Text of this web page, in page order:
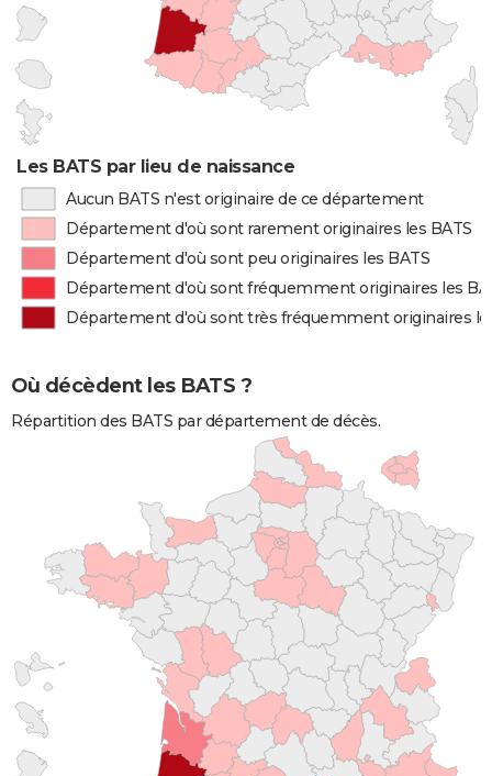
Les BATS par lieu de naissance
Aucun BATS n'est originaire de ce département
Département d'où sont rarement originaires les BATS
Département d'où sont peu originaires les BATS
Département d'où sont fréquemment originaires les
Département d'où sont très fréquemment originaires
Où décèdent les BATS ?
Répartition des BATS par département de décès.